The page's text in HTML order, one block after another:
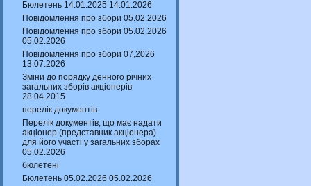
Бюлетень 14.01.2025 14.01.2026
Повідомлення про збори 05.02.2026
Повідомлення про збори 05.02.2026
05.02.2026
Повідомлення про збори 07,2026
13.07.2026
Зміни до порядку денного річних
загальних зборів акціонерів
28.04.2015
перелік документів
Перелік документів, що має надати
акціонер (представник акціонера)
для його участі у загальних зборах
05.02.2026
бюлетені
Бюлетень 05.02.2026 05.02.2026